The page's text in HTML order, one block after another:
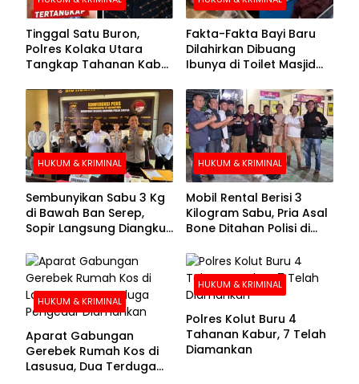
Tinggal Satu Buron,
Polres Kolaka Utara
Tangkap Tahanan Kabur
Pengejaran
Fakta-Fakta Bayi Baru
Dilahirkan Dibuang
Ibunya di Toilet Masjid
HUKUM & KRIMINAL
Sembunyikan Sabu 3 Kg
di Bawah Ban Serep,
Sopir Langsung Diangkut
HUKUM & KRIMINAL
Mobil Rental Berisi 3
Kilogram Sabu, Pria Asal
Bone Ditahan Polisi di
HUKUM & KRIMINAL
Aparat Gabungan
Gerebek Rumah Kos di
Lasusua, Dua Terduga
HUKUM & KRIMINAL
Polres Kolut Buru 4
Tahanan Kabur, 7 Telah
Diamankan